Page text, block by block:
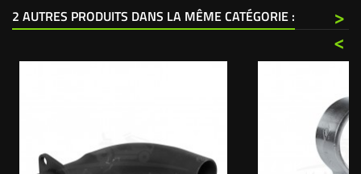
2 AUTRES PRODUITS DANS LA MÊME CATÉGORIE :
>
<